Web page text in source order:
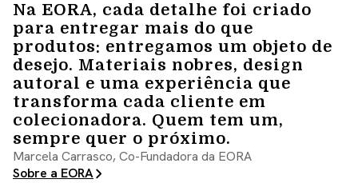
Na EORA, cada detalhe foi criado
para entregar mais do que
produtos: entregamos um objeto de
desejo. Materiais nobres, design
autoral e uma experiência que
transforma cada cliente em
colecionadora. Quem tem um,
sempre quer o próximo.
Marcela Carrasco, Co-Fundadora da EORA
Sobre a EORA